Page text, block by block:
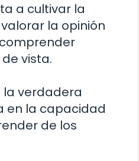
a cultivar la
la opinión
vista.
la verdadera
en la capacidad
de los